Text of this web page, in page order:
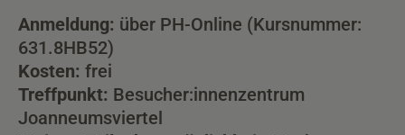
Anmeldung: über PH-Online (Kursnummer:
631.8HB52)
Kosten: frei
Treffpunkt: Besucher:innenzentrum
Joanneumsviertel